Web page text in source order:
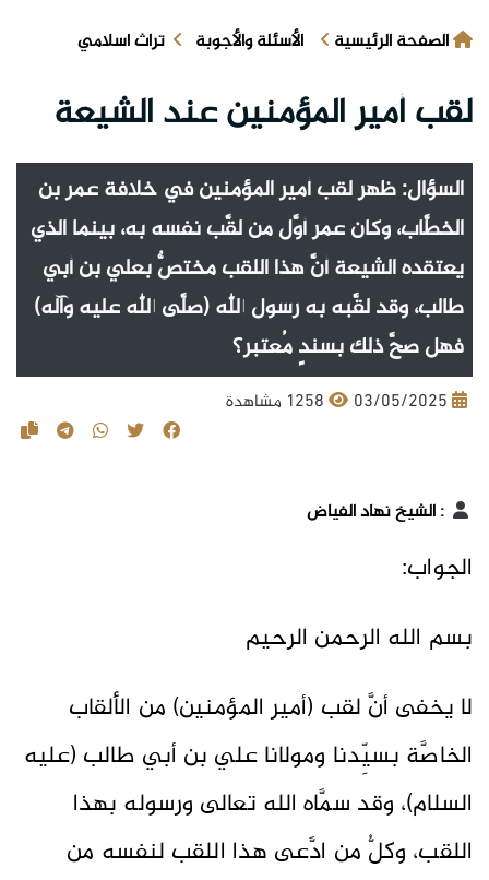
الصفحة الرئيسية الأسئلة والأجوبة تراث اسلامي
لقب أمير المؤمنين عند الشيعة
السؤال: ظهر لقب أمير المؤمنين في خلافة عمر بن
الخطَّاب، وكان عمر أوَّل من لقَّب نفسه به، بينما الذي
يعتقده الشيعة أنَّ هذا اللقب مختصٌّ بعلي بن أبي
طالب، وقد لقَّبه به رسول الله (صلَّى الله عليه وآله)
فهل صحَّ ذلك بسندٍ مُعتبر؟
03/05/2025 1258 مشاهدة
:الشيخ نهاد الفياض
الجواب:
بسم الله الرحمن الرحيم
لا يخفى أنَّ لقب (أمير المؤمنين) من الألقاب
الخاصَّة بسيِّدنا ومولانا علي بن أبي طالب (عليه
السلام)، وقد سمَّاه الله تعالى ورسوله بهذا
اللقب، وكلُّ من ادَّعى هذا اللقب لنفسه من